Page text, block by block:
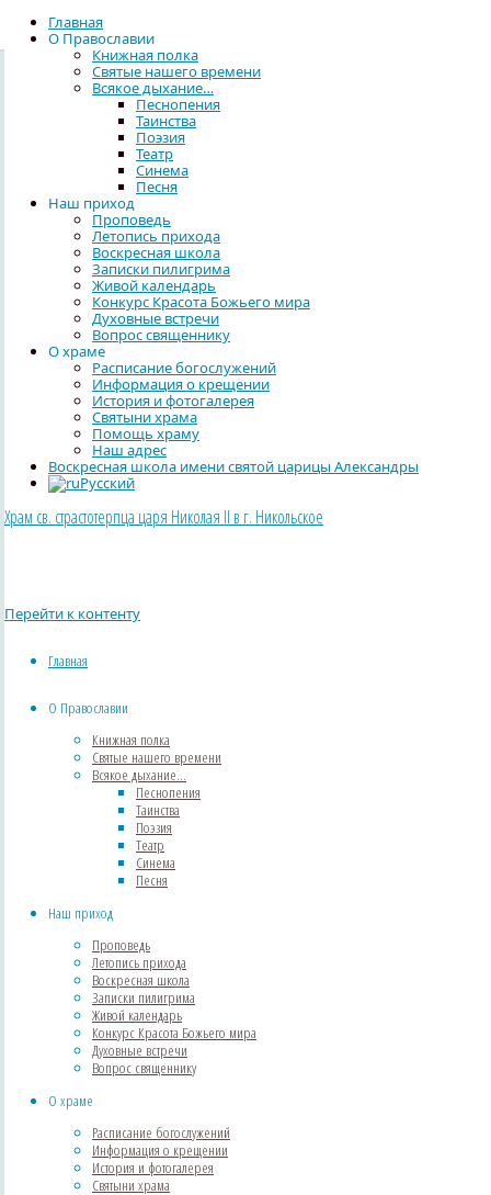
Главная
О Православии
Книжная полка
Святые нашего времени
Всякое дыхание…
Песнопения
Таинства
Поэзия
Театр
Синема
Песня
Наш приход
Проповедь
Летопись прихода
Воскресная школа
Записки пилигрима
Живой календарь
Конкурс Красота Божьего мира
Духовные встречи
Вопрос священнику
О храме
Расписание богослужений
Информация о крещении
История и фотогалерея
Святыни храма
Помощь храму
Наш адрес
Воскресная школа имени святой царицы Александры
Русский
Храм св. страстотерпца царя Николая II в г. Никольское
Перейти к контенту
Главная
О Православии
Книжная полка
Святые нашего времени
Всякое дыхание…
Песнопения
Таинства
Поэзия
Театр
Синема
Песня
Наш приход
Проповедь
Летопись прихода
Воскресная школа
Записки пилигрима
Живой календарь
Конкурс Красота Божьего мира
Духовные встречи
Вопрос священнику
О храме
Расписание богослужений
Информация о крещении
История и фотогалерея
Святыни храма
Главная
введением карантина
Объявления